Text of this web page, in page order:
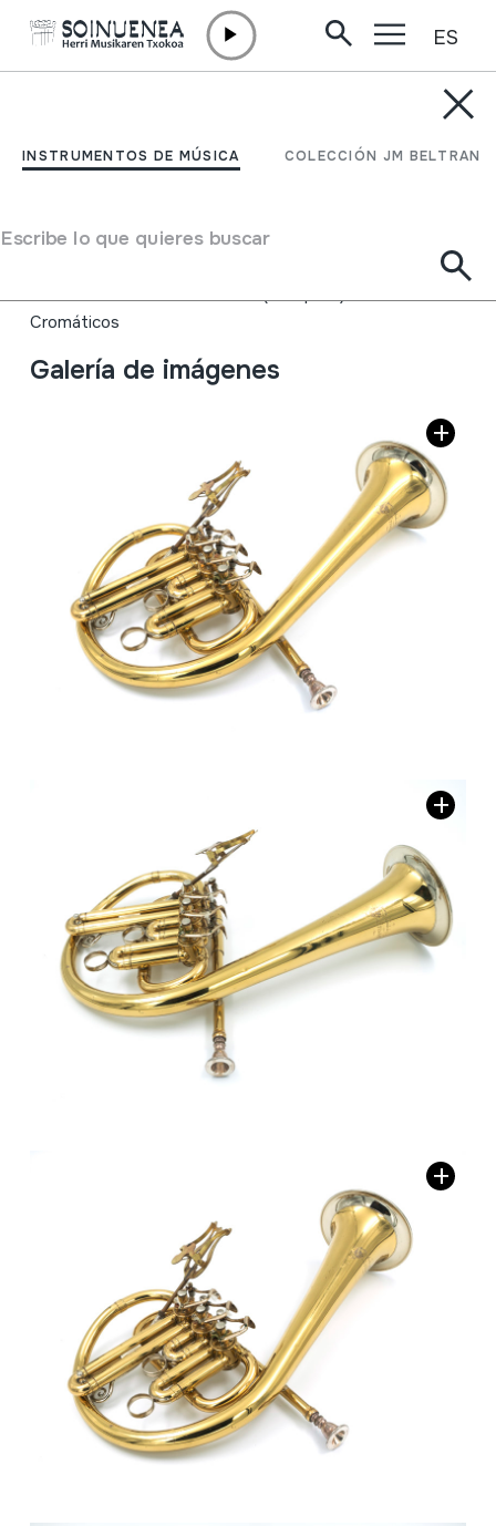
INSTRUMENTOS DE MÚSICA COLECCIÓN JM BELTRAN
Escribe lo que quieres buscar
ES
ZILINDROTAKO
Autor Californian egina. 1860ko originalaren kopia da.
Aerófonos->Vibración labios (trompeta)->
Cromáticos
Galería de imágenes